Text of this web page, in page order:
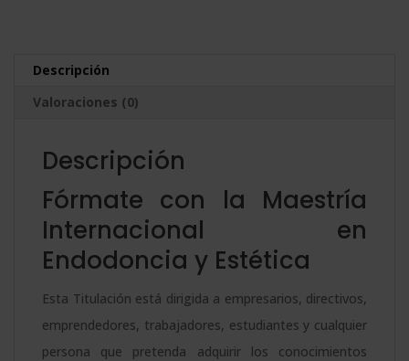
cantidad
:
Descripción
Valoraciones (0)
Descripción
Fórmate con la Maestría
Internacional en
Endodoncia y Estética
Esta Titulación está dirigida a empresarios, directivos,
emprendedores, trabajadores, estudiantes y cualquier
persona que pretenda adquirir los conocimientos